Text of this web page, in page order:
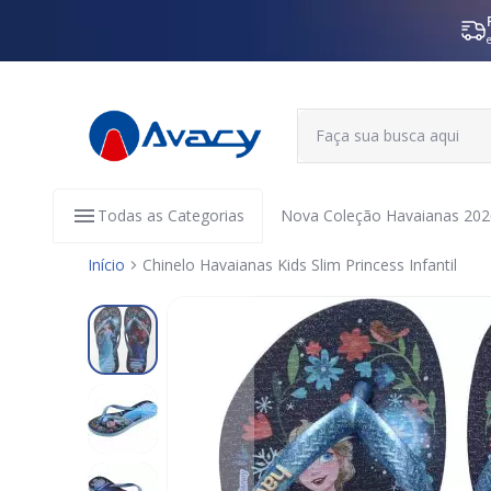
Todas as Categorias Nova Coleção Havaianas
Início
Chinelo Havaianas Kids Slim Princess Infantil
Pular
para
o
final
Galeria
imagens